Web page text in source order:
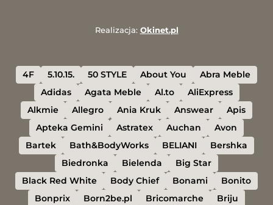
Realizacja: Okinet.pl
4F 5.10.15. 50 STYLE About You
Abra Meble
Adidas
Agata Meble Al.to
AliExpress
Alkmie
Allegro Ania Kruk Answear
Apis
Apteka Gemini
Astratex Auchan
Avon
Bartek
Bath&BodyWorks BELIANI
Bershka
Biedronka
Bielenda
Big Star
Black Red White
Body Chief Bonami
Bonito
Bonprix
Born2be.pl Bricomarche
Briju